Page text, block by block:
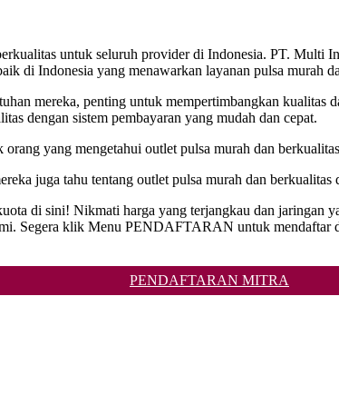
untuk seluruh provider di Indonesia. PT.
di Indonesia yang menawarkan layanan pulsa murah
mereka, penting untuk mempertimbangkan kualitas
dengan sistem pembayaran yang mudah dan cepat.
yang mengetahui outlet pulsa murah dan
juga tahu tentang outlet pulsa murah dan berkualitas
di sini! Nikmati harga yang terjangkau dan jaringan
Segera klik Menu PENDAFTARAN untuk mendaftar
PENDAFTARAN MITRA